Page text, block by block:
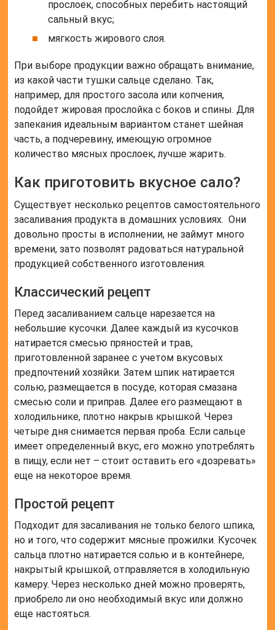
прослоек, способных перебить настоящий
сальный вкус;
мягкость жирового слоя.
При выборе продукции важно обращать внимание,
из какой части тушки сальце сделано. Так,
например, для простого засола или копчения,
подойдет жировая прослойка с боков и спины. Для
запекания идеальным вариантом станет шейная
часть, а подчеревину, имеющую огромное
количество мясных прослоек, лучше жарить.
Как приготовить вкусное сало?
Существует несколько рецептов самостоятельного
засаливания продукта в домашних условиях. Они
довольно просты в исполнении, не займут много
времени, зато позволят радоваться натуральной
продукцией собственного изготовления.
Классический рецепт
Перед засаливанием сальце нарезается на
небольшие кусочки. Далее каждый из кусочков
натирается смесью пряностей и трав,
приготовленной заранее с учетом вкусовых
предпочтений хозяйки. Затем шпик натирается
солью, размещается в посуде, которая смазана
смесью соли и приправ. Далее его размещают в
холодильнике, плотно накрыв крышкой. Через
четыре дня снимается первая проба. Если сальце
имеет определенный вкус, его можно употреблять
в пищу, если нет – стоит оставить его «дозревать»
еще на некоторое время.
Простой рецепт
Подходит для засаливания не только белого шпика,
но и того, что содержит мясные прожилки. Кусочек
сальца плотно натирается солью и в контейнере,
накрытый крышкой, отправляется в холодильную
камеру. Через несколько дней можно проверять,
приобрело ли оно необходимый вкус или должно
еще настояться.